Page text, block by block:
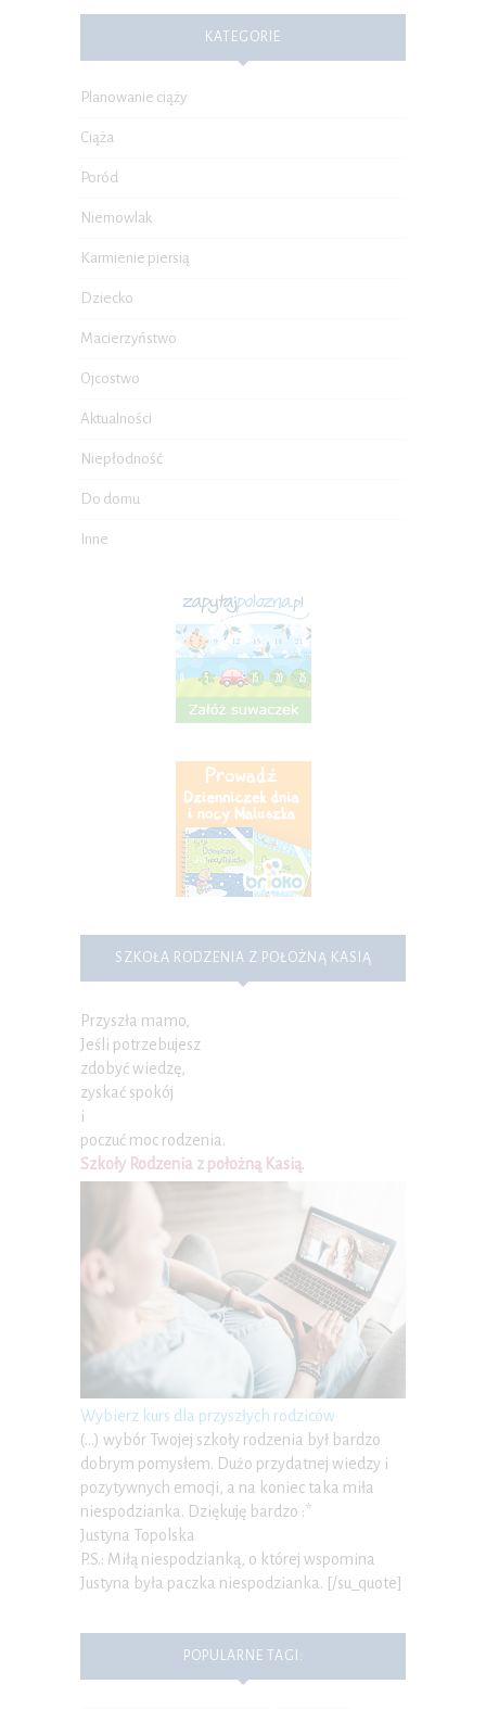
KATEGORIE
Planowanie ciąży
Ciąża
Poród
Niemowlak
Karmienie piersią
Dziecko
Macierzyństwo
Ojcostwo
Aktualności
Niepłodność
Do domu
Inne
SZKOŁA RODZENIA Z POŁOŻNĄ KASIĄ
Przyszła mamo,
Jeśli potrzebujesz
zdobyć wiedzę,
zyskać spokój
i
poczuć moc rodzenia.
Szkoły Rodzenia z położną Kasią.
Wybierz kurs dla przyszłych rodziców
(…) wybór Twojej szkoły rodzenia był bardzo
dobrym pomysłem. Dużo przydatnej wiedzy i
pozytywnych emocji, a na koniec taka miła
niespodzianka. Dziękuję bardzo :*
Justyna Topolska
P.S.: Miłą niespodzianką, o której wspomina
Justyna była paczka niespodzianka. [/su_quote]
POPULARNE TAGI: